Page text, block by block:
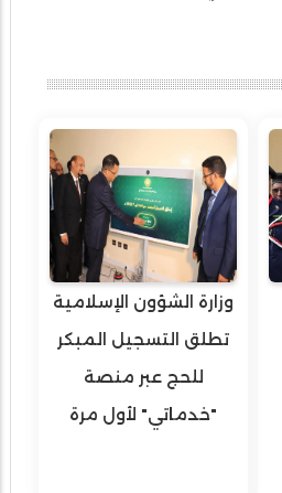
وزارة الشؤون الإسلامية
تطلق التسجيل المبكر
للحج عبر منصة
"خدماتي" لأول مرة